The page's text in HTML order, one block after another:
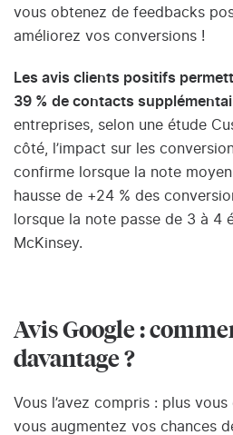
vous obtenez de feedbacks
améliorez vos conversions !
Les avis clients positifs
39 % de contacts
entreprises, selon une étude
côté, l’impact sur les
confirme lorsque la note
hausse de +24 % des
lorsque la note passe de 3 à 4
McKinsey.
Avis Google :
davantage ?
Vous l’avez compris : plus
vous augmentez vos chances